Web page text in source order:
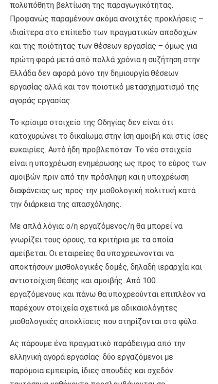
πολυπόθητη βελτίωση της παραγωγικότητας.
Προφανώς παραμένουν ακόμα ανοιχτές προκλήσεις –
ιδιαίτερα στο επίπεδο των πραγματικών αποδοχών
και της ποιότητας των θέσεων εργασίας – όμως για
πρώτη φορά μετά από πολλά χρόνια η συζήτηση στην
Ελλάδα δεν αφορά μόνο την δημιουργία θέσεων
εργασίας αλλά και τον ποιοτικό μετασχηματισμό της
αγοράς εργασίας.
Το κρίσιμο στοιχείο της Οδηγίας δεν είναι ότι
κατοχυρώνει το δικαίωμα στην ίση αμοιβή και στις ίσες
ευκαιρίες. Αυτό ήδη προβλεπόταν. Το νέο στοιχείο
είναι η υποχρέωση ενημέρωσης ως προς το εύρος των
αμοιβών πριν από την πρόσληψη και η υποχρέωση
διαφάνειας ως προς την μισθολογική πολιτική κατά
την διάρκεια της απασχόλησης.
Με απλά λόγια: ο/η εργαζόμενος/η θα μπορεί να
γνωρίζει τους όρους, τα κριτήρια με τα οποία
αμείβεται. Οι εταιρείες θα υποχρεώνονται να
αποκτήσουν μισθολογικές δομές, δηλαδή ιεραρχία και
αντιστοίχιση θέσης και αμοιβής. Από 100
εργαζόμενους και πάνω θα υποχρεούνται επιπλέον να
παρέχουν στοιχεία σχετικά με αδικαιολόγητες
μισθολογικές αποκλίσεις που στηρίζονται στο φύλο.
Ας πάρουμε ένα πραγματικό παράδειγμα από την
ελληνική αγορά εργασίας: δύο εργαζόμενοι με
παρόμοια εμπειρία, ίδιες σπουδές και σχεδόν